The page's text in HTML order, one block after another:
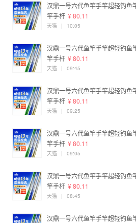
汉鼎一号六代鱼竿手竿超轻钓鱼
竿手杆 ¥ 80.11
天猫 | 10:05
汉鼎一号六代鱼竿手竿超轻钓鱼
竿手杆 ¥ 80.11
天猫 | 09:45
汉鼎一号六代鱼竿手竿超轻钓鱼
竿手杆 ¥ 80.11
天猫 | 09:25
汉鼎一号六代鱼竿手竿超轻钓鱼
竿手杆 ¥ 80.11
天猫 | 09:05
汉鼎一号六代鱼竿手竿超轻钓鱼
竿手杆 ¥ 80.11
天猫 | 08:45
汉鼎一号六代鱼竿手竿超轻钓鱼